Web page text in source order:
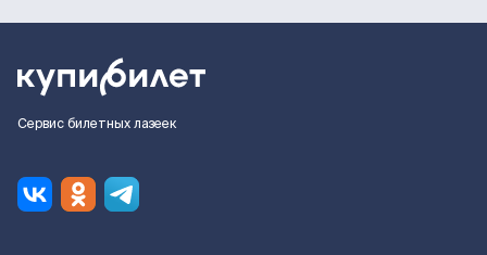
Сервис билетных лазеек